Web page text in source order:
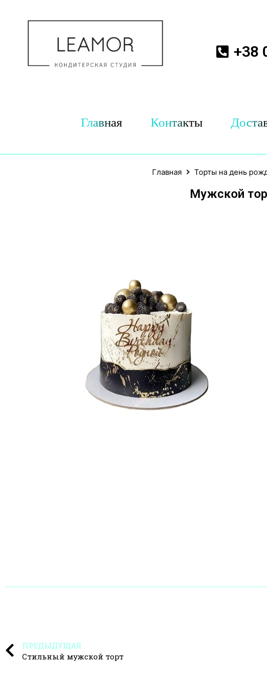
+38
Главная Контакты
Главная Торты на день
Мужской
ПРЕДЫДУЩАЯ
Стильный мужской торт